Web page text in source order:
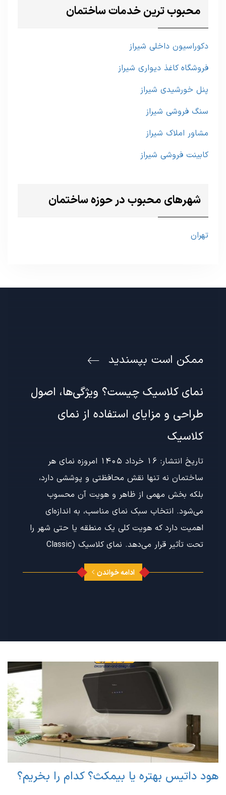
محبوب ترین خدمات ساختمان
دکوراسیون داخلی شیراز
فروشگاه کاغذ دیواری شیراز
پنل خورشیدی شیراز
سنگ فروشی شیراز
مشاور املاک شیراز
کابینت فروشی شیراز
شهرهای محبوب در حوزه ساختمان
تهران
ممکن است بپسندید
نمای کلاسیک چیست؟ ویژگی‌ها، اصول
طراحی و مزایای استفاده از نمای
کلاسیک
تاریخ انتشار: 16 خرداد 1405 امروزه نمای هر
ساختمان نه تنها نقش محافظتی و پوششی دارد،
بلکه بخش مهمی از ظاهر و هویت آن محسوب
می‌شود. انتخاب سبک نمای مناسب، به اندازه‌ای
اهمیت دارد که هویت کلی یک منطقه یا حتی شهر را
تحت تأثیر قرار می‌دهد. نمای کلاسیک (Classic
ادامه خواندن
هود داتیس بهتره یا بیمکث؟ کدام را بخریم؟